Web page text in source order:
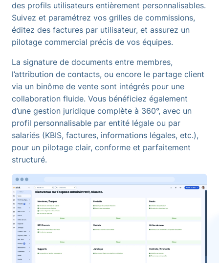
des profils utilisateurs entièrement personnalisables.
Suivez et paramétrez vos grilles de commissions,
éditez des factures par utilisateur, et assurez un
pilotage commercial précis de vos équipes.
La signature de documents entre membres,
l’attribution de contacts, ou encore le partage client
via un binôme de vente sont intégrés pour une
collaboration fluide. Vous bénéficiez également
d’une gestion juridique complète à 360°, avec un
profil personnalisable par entité légale ou par
salariés (KBIS, factures, informations légales, etc.),
pour un pilotage clair, conforme et parfaitement
structuré.